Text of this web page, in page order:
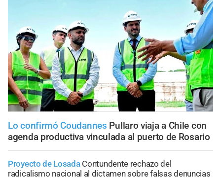
Lo confirmó Coudannes Pullaro viaja a Chile con
agenda productiva vinculada al puerto de Rosario
Proyecto de Losada Contundente rechazo del
radicalismo nacional al dictamen sobre falsas denuncias